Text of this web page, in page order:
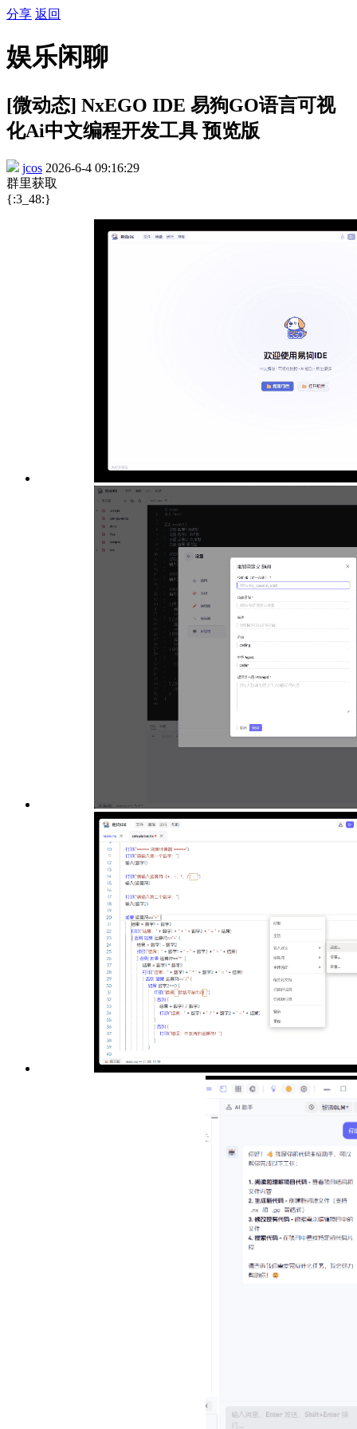
分享 返回
娱乐闲聊
[微动态] NxEGO IDE 易狗GO语言可视
化Ai中文编程开发工具 预览版
jcos 2026-6-4 09:16:29
群里获取
{:3_48:}